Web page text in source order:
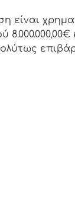
είναι